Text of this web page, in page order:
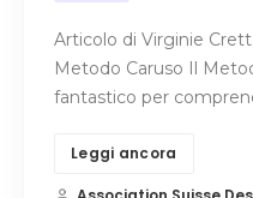
Articolo di Virginie
Metodo Caruso Il
fantastico per
Leggi ancora